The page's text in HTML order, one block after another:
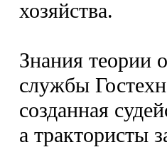
хозяйства.
Знания теории
службы
созданная
а трактористы